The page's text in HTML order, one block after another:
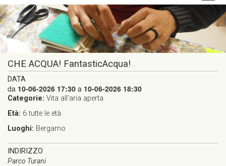
CHE ACQUA! FantasticAcqua!
DATA
da 10-06-2026 17:30 a 10-06-2026 18:30
Categorie: Vita all'aria aperta
Età: 6 tutte le età
Luoghi: Bergamo
INDIRIZZO
Parco Turani